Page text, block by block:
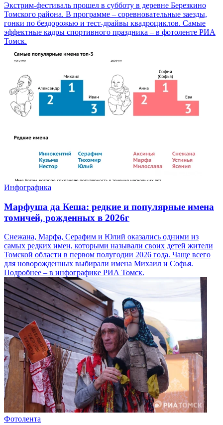
Экстрим-фестиваль прошел в субботу в деревне Березкино
Томского района. В программе – соревновательные заезды,
гонки по бездорожью и тест-драйвы квадроциклов. Самые
эффектные кадры спортивного праздника – в фотоленте РИА
Томск.
Инфографика
Марфуша да Кеша: редкие и популярные имена
томичей, рожденных в 2026г
Снежана, Марфа, Серафим и Юлий оказались одними из
самых редких имен, которыми называли своих детей жители
Томской области в первом полугодии 2026 года. Чаще всего
для новорожденных выбирали имена Михаил и Софья.
Подробнее – в инфографике РИА Томск.
Фотолента